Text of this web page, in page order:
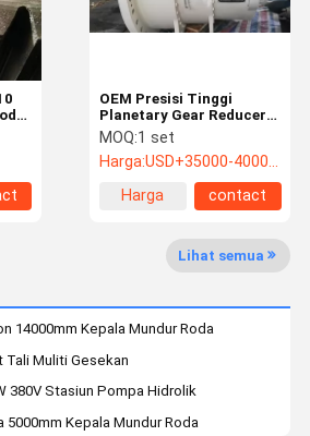
Kami
Berita
Permintaan
Hoist
OEM Presisi Tinggi
Planetary Gear Reducer
2/3 Tahap Planetary
Gearbox
MOQ:1 set
Harga:USD+35000-40000+SET
Harga
contact
Lihat semua
14000mm Kepala Mundur Roda
Tali Muliti Gesekan
380V Stasiun Pompa Hidrolik
5000mm Kepala Mundur Roda